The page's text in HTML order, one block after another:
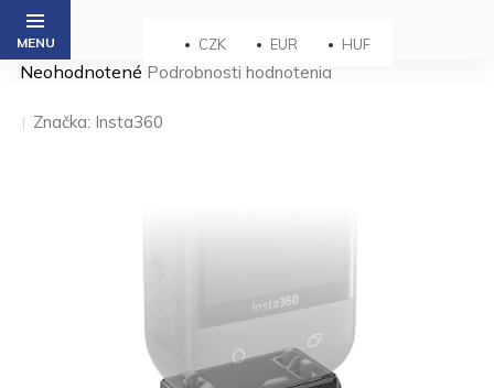
Prejsť
obsah
CZK EUR HUF
Priemerné
produktu
je
Neohodnotené Podrobnosti hodnotenia
Značka: Insta360